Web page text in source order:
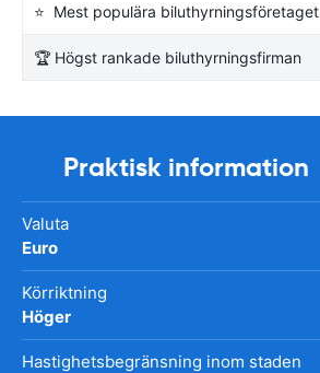
⭐ Mest populära biluthyrningsföretaget
🏆 Högst rankade biluthyrningsfirman
Praktisk information
Valuta
Euro
Körriktning
Höger
Hastighetsbegränsning inom staden